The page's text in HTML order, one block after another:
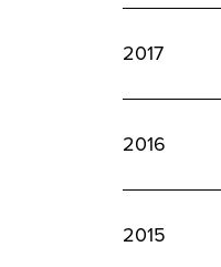
2017
2016
2015